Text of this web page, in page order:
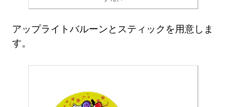
アップライトバルーンとスティックを用意しま
す。